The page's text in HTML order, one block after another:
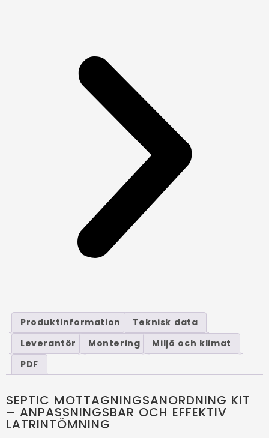
Produktinformation
Teknisk data
Leverantör
Montering
Miljö och klimat
PDF
SEPTIC MOTTAGNINGSANORDNING KIT
– ANPASSNINGSBAR OCH EFFEKTIV
LATRINTÖMNING